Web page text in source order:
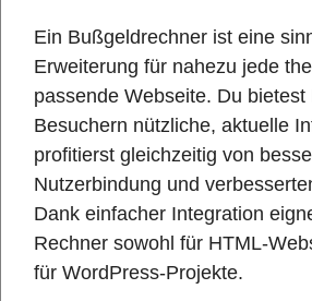
Ein Bußgeldrechner ist eine
Erweiterung für nahezu jede
passende Webseite. Du bietest
Besuchern nützliche, aktuelle
profitierst gleichzeitig von
Nutzerbindung und
Dank einfacher Integration
Rechner sowohl für HTML-
für WordPress-Projekte.